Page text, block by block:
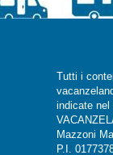
Tutti i
indicate nel
Mazzoni
P.I.